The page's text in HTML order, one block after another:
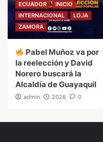
ECUADOR
INICIO
INTERNACIONAL
LOJA
ZAMORA
Pabel Muñoz va por
la reelección y David
Norero buscará la
Alcaldía de Guayaquil
admin 2026 0